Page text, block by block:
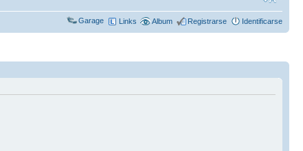
Garage Links Album Registrarse Identificarse